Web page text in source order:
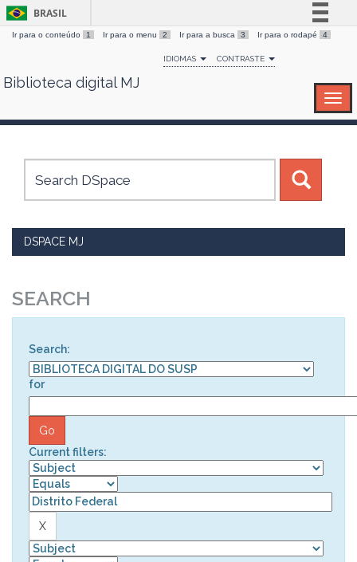
Skip
BRASIL
Simplifique!
Comunica BR
Canais
Ir para o conteúdo 1 Ir para o menu 2 Ir para a busca 3 Ir para o rodapé 4
IDIOMAS CONTRASTE
Biblioteca digital MJ
DSPACE MJ
SEARCH
Search:
for
Current filters: